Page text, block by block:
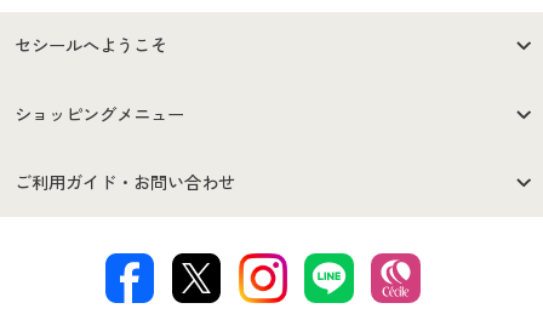
セシールへようこそ
はじめての方へ
セシールご利用規約
著作権・商標について 会社案内
ショッピングメニュー
商品カテゴリ
ご利用ガイド・お問い合わせ
交換・返品は お支払は